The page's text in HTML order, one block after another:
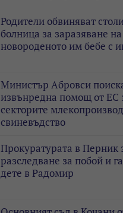
Родители обвиняват
болница за заразяване на
новороденото им бебе с
Министър Абровси
извънредна помощ от ЕС
секторите
свиневъдство
Прокуратурата в Перник
разследване за побой и
дете в Радомир